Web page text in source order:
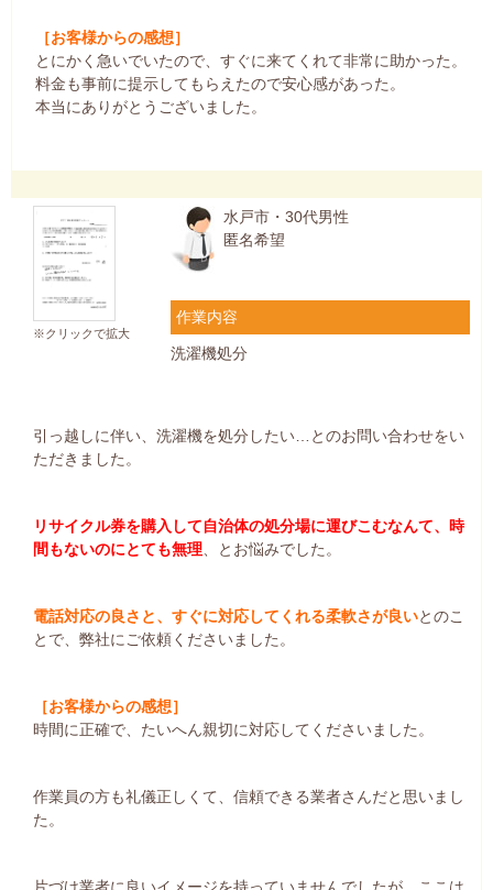
［お客様からの感想］
とにかく急いでいたので、すぐに来てくれて非常に助かった。
料金も事前に提示してもらえたので安心感があった。
本当にありがとうございました。
※クリックで拡大
水戸市・30代男性
匿名希望
作業内容
洗濯機処分
引っ越しに伴い、洗濯機を処分したい…とのお問い合わせをい
ただきました。
リサイクル券を購入して自治体の処分場に運びこむなんて、時
間もないのにとても無理、とお悩みでした。
電話対応の良さと、すぐに対応してくれる柔軟さが良いとのこ
とで、弊社にご依頼くださいました。
［お客様からの感想］
時間に正確で、たいへん親切に対応してくださいました。
作業員の方も礼儀正しくて、信頼できる業者さんだと思いまし
た。
片づけ業者に良いイメージを持っていませんでしたが、ここは